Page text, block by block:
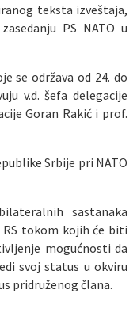
teksta izveštaja,
PS NATO u
se održava od 24. do
v.d. šefa delegacije
Goran Rakić i prof.
Srbije pri NATO
sastanaka
RS tokom kojih će biti
mogućnosti da
svoj status u okviru
pridruženog člana.